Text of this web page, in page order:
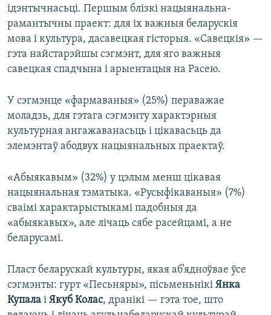
ідэнтычнасьці. Першым блізкі нацыянальна-
рамантычны праект: для іх важныя беларускія
мова і культура, дасавецкая гісторыя. «Савецкія» —
гэта найстарэйшы сэгмэнт, для яго важныя
савецкая спадчына і арыентацыя на Расею.
У сэгмэнце «фармаваныя» (25%) пераважае
моладзь, для гэтага сэгмэнту характэрныя
культурная ангажаванасьць і цікавасьць да
элемэнтаў абодвух нацыянальных праектаў.
«Абыякавым» (32%) у цэлым менш цікавая
нацыянальная тэматыка. «Русыфікаваныя» (7%)
сваімі характарыстыкамі падобныя да
«абыякавых», але лічаць сябе расейцамі, а не
беларусамі.
Пласт беларускай культуры, якая аб’ядноўвае ўсе
сэгмэнты: гурт «Песьняры», пісьменьнікі Янка
Купала і Якуб Колас, дранікі — гэта тое, што